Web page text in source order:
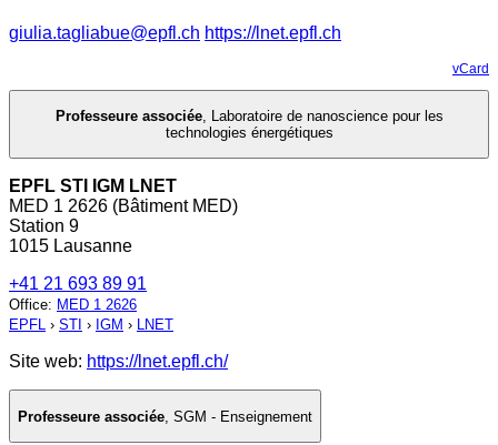
giulia.tagliabue@epfl.ch https://lnet.epfl.ch
vCard
Professeure associée, Laboratoire de nanoscience pour les
technologies énergétiques
EPFL STI IGM LNET
MED 1 2626 (Bâtiment MED)
Station 9
1015 Lausanne
+41 21 693 89 91
Office: MED 1 2626
EPFL › STI › IGM › LNET
Site web: https://lnet.epfl.ch/
Professeure associée SGM - Enseignement